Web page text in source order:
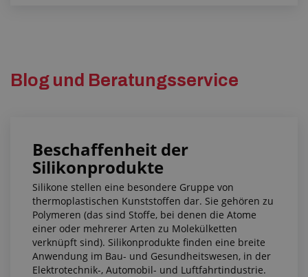
Blog und Beratungsservice
Beschaffenheit der
Silikonprodukte
Silikone stellen eine besondere Gruppe von
thermoplastischen Kunststoffen dar. Sie gehören zu
Polymeren (das sind Stoffe, bei denen die Atome
einer oder mehrerer Arten zu Molekülketten
verknüpft sind). Silikonprodukte finden eine breite
Anwendung im Bau- und Gesundheitswesen, in der
Elektrotechnik-, Automobil- und Luftfahrtindustrie.